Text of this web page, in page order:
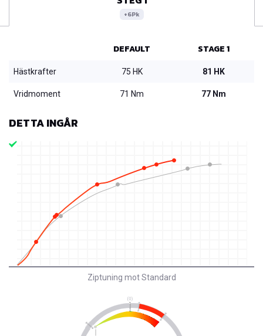
+6Pk
DEFAULT STAGE 1
Hästkrafter 75 HK 81 HK
Vridmoment 71 Nm 77 Nm
DETTA INGÅR
Ziptuning mot Standard